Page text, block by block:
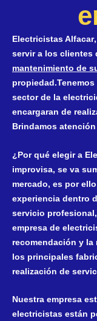
Electricistas Alfacar
servir a los clientes
mantenimiento de
sector de la
encargaran de
Brindamos
¿Por qué elegir a
improvisa, se va
mercado, es por
experiencia dentro
servicio
empresa de
recomendación y la
los principales
realización de
Nuestra empresa
electricistas están